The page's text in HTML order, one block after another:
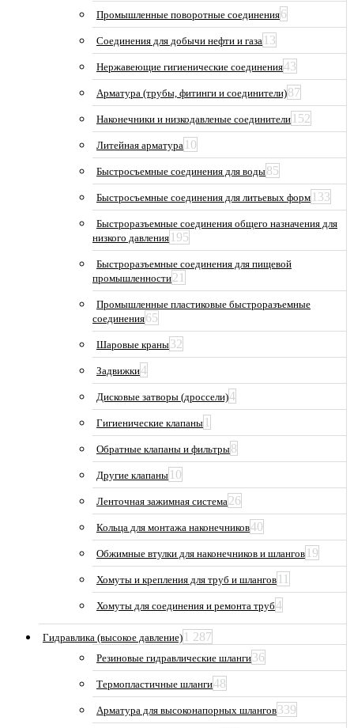
Промышленные поворотные соединения6
Соединения для добычи нефти и газа 13
Нержавеющие гигиенические соединения43
Арматура (трубы, фитинги и соединители)87
Наконечники и низкодавленые соединители 152
Литейная арматура 10
Быстросъемные соединения для воды85
Быстросъемные соединения для литьевых форм 133
Быстроразъемные соединения общего назначения для
низкого давления 195
Быстроразъемные соединения для пищевой
промышленности21
Промышленные пластиковые быстроразъемные
соединения65
Шаровые краны32
Задвижки4
Дисковые затворы (дроссели)4
Гигиенические клапаны 1
Обратные клапаны и фильтры8
Другие клапаны 10
Ленточная зажимная система26
Кольца для монтажа наконечников40
Обжимные втулки для наконечников и шлангов 19
Хомуты и крепления для труб и шлангов 11
Хомуты для соединения и ремонта труб4
Гидравлика (высокое давление) 1 287
Резиновые гидравлические шланги36
Термопластичные шланги48
Арматура для высоконапорных шлангов339